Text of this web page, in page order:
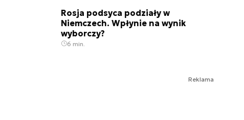
Rosja podsyca podziały w
Niemczech. Wpłynie na wynik
wyborczy?
6 min.
Reklama